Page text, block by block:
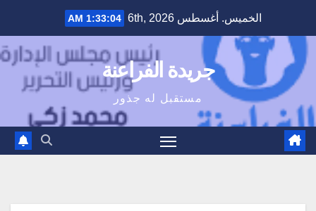
content
الخميس. أغسطس 6th, 2026 1:33:05 AM
جريدة الفراعنة
مستقبل له جذور